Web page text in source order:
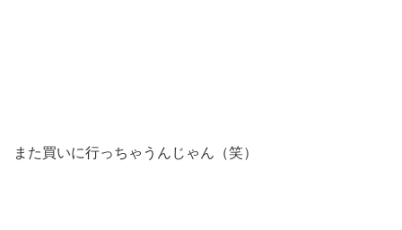
また買いに行っちゃうんじゃん（笑）